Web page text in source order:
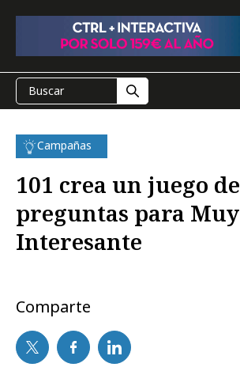
Campañas
101 crea un juego de
preguntas para Muy
Interesante
Comparte